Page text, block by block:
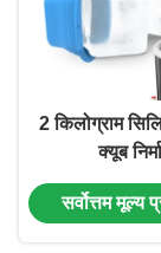
2 किलोग्राम
क्यूब
सर्वोत्तम मूल्य